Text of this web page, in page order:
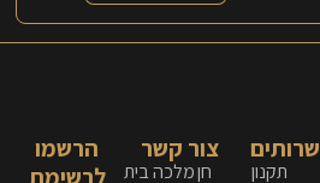
שרותים
תקנון
צור קשר
חן מלכה בית
הרשמו